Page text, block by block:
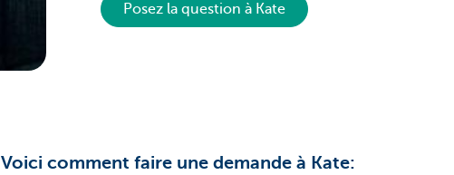
Posez la question à Kate
Voici comment faire une demande à Kate: